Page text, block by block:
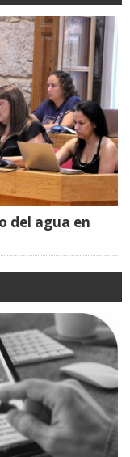
del agua en